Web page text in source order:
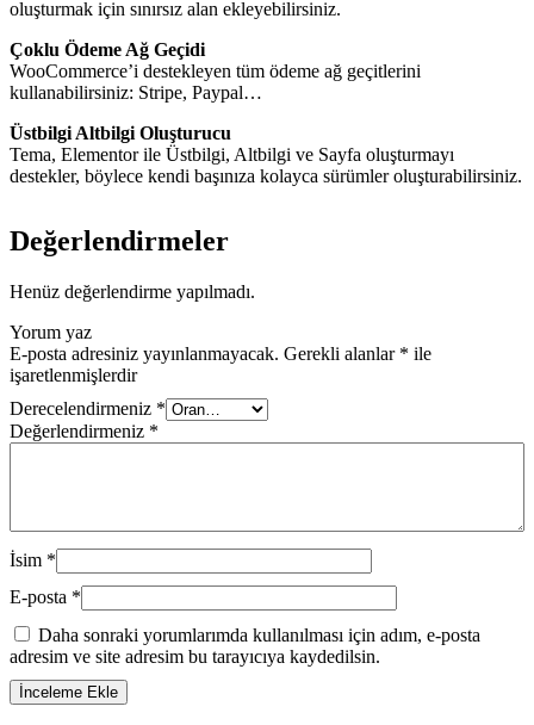
oluşturmak için sınırsız alan ekleyebilirsiniz.
Çoklu Ödeme Ağ Geçidi
WooCommerce’i destekleyen tüm ödeme ağ geçitlerini
kullanabilirsiniz: Stripe, Paypal…
Üstbilgi Altbilgi Oluşturucu
Tema, Elementor ile Üstbilgi, Altbilgi ve Sayfa oluşturmayı
destekler, böylece kendi başınıza kolayca sürümler oluşturabilirsiniz.
Değerlendirmeler
Henüz değerlendirme yapılmadı.
Yorum yaz
E-posta adresiniz yayınlanmayacak. Gerekli alanlar * ile
işaretlenmişlerdir
Derecelendirmeniz *
Değerlendirmeniz *
İsim *
E-posta *
Daha sonraki yorumlarımda kullanılması için adım, e-posta
adresim ve site adresim bu tarayıcıya kaydedilsin.